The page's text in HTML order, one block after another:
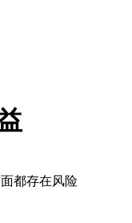
都存在风险